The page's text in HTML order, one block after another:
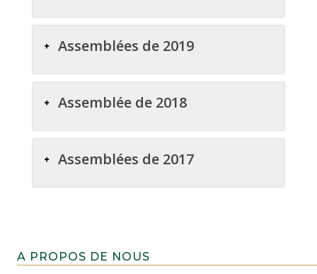
Assemblées de 2019
Assemblée de 2018
Assemblées de 2017
A PROPOS DE NOUS